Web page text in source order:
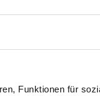
Funktionen für
Sie
den Minecraft-Server